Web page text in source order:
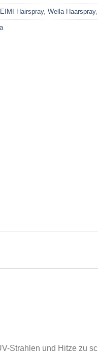
EIMI Hairspray, Wella Haarspray,
Strahlen und Hitze zu